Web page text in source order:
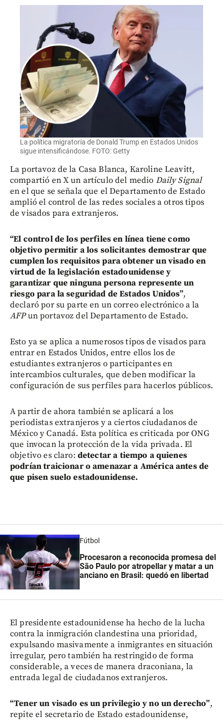
La política migratoria de Donald Trump en Estados Unidos
sigue intensificándose. FOTO: Getty
La portavoz de la Casa Blanca, Karoline Leavitt,
compartió en X un artículo del medio Daily Signal
en el que se señala que el Departamento de Estado
amplió el control de las redes sociales a otros tipos
de visados para extranjeros.
“El control de los perfiles en línea tiene como
objetivo permitir a los solicitantes demostrar que
cumplen los requisitos para obtener un visado en
virtud de la legislación estadounidense y
garantizar que ninguna persona represente un
riesgo para la seguridad de Estados Unidos”,
declaró por su parte en un correo electrónico a la
AFPun portavoz del Departamento de Estado.
Esto ya se aplica a numerosos tipos de visados para
entrar en Estados Unidos, entre ellos los de
estudiantes extranjeros o participantes en
intercambios culturales, que deben modificar la
configuración de sus perfiles para hacerlos públicos.
A partir de ahora también se aplicará a los
periodistas extranjeros y a ciertos ciudadanos de
México y Canadá. Esta política es criticada por ONG
que invocan la protección de la vida privada. El
objetivo es claro: detectar a tiempo a quienes
podrían traicionar o amenazar a América antes de
que pisen suelo estadounidense.
Fútbol
Procesaron a reconocida promesa del
São Paulo por atropellar y matar a un
anciano en Brasil: quedó en libertad
El presidente estadounidense ha hecho de la lucha
contra la inmigración clandestina una prioridad,
expulsando masivamente a inmigrantes en situación
irregular, pero también ha restringido de forma
considerable, a veces de manera draconiana, la
entrada legal de ciudadanos extranjeros.
“Tener un visado es un privilegio y no un derecho”,
repite el secretario de Estado estadounidense,